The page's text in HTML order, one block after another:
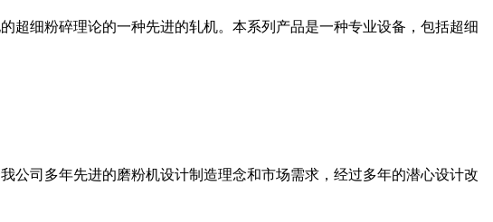
超细粉碎理论的一种先进的轧机。本系列产品是一种专业设备，包括超细
公司多年先进的磨粉机设计制造理念和市场需求，经过多年的潜心设计改